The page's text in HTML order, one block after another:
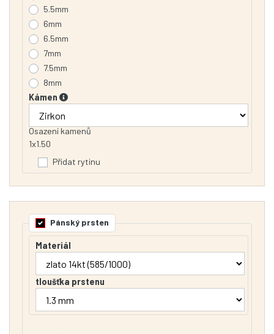
5.5mm
6mm
6.5mm
7mm
7.5mm
8mm
Kámen
Osazení kamenů
1x1.50
Přidat rytinu
Pánský prsten
Materiál
tloušťka prstenu